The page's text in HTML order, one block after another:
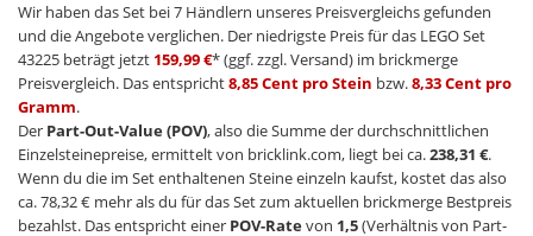
Wir haben das Set bei 7 Händlern unseres Preisvergleichs gefunden
und die Angebote verglichen. Der niedrigste Preis für das LEGO Set
43225 beträgt jetzt 159,99 €* (ggf. zzgl. Versand) im brickmerge
Preisvergleich. Das entspricht8,85 Cent pro Stein bzw.8,33 Cent pro
Gramm.
Der Part-Out-Value (POV), also die Summe der durchschnittlichen
Einzelsteinepreise, ermittelt von bricklink.com, liegt bei ca.238,31 €.
Wenn du die im Set enthaltenen Steine einzeln kaufst, kostet das also
ca. 78,32 € mehr als du für das Set zum aktuellen brickmerge Bestpreis
bezahlst. Das entspricht einer POV-Ratevon 1,5(Verhältnis von Part-